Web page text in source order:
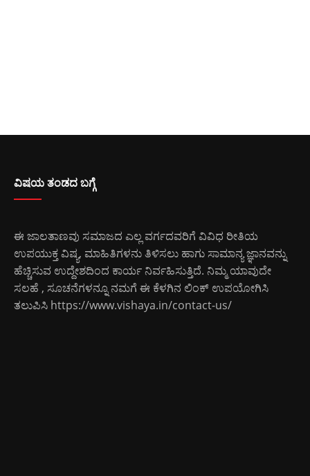
ವಿಷಯ ತಂಡದ ಬಗ್ಗೆ
ಈ ಜಾಲತಾಣವು ಸಮಾಜದ ಎಲ್ಲ ವರ್ಗದವರಿಗೆ ವಿವಿಧ ರೀತಿಯ
ಉಪಯುಕ್ತ ವಿಷ್ಯ, ಮಾಹಿತಿಗಳನು ತಿಳಿಸಲು ಹಾಗು ಸಾಮಾನ್ಯ ಜ್ಞಾನವನ್ನು
ಹೆಚ್ಚಿಸುವ ಉದ್ದೇಶದಿಂದ ಕಾರ್ಯ ನಿರ್ವಹಿಸುತ್ತಿದೆ. ನಿಮ್ಮ ಯಾವುದೇ
ಸಲಹೆ , ಸೂಚನೆಗಳನ್ನೂ ನಮಗೆ ಈ ಕೆಳಗಿನ ಲಿಂಕ್ ಉಪಯೋಗಿಸಿ
ತಲುಪಿಸಿ https://www.vishaya.in/contact-us/